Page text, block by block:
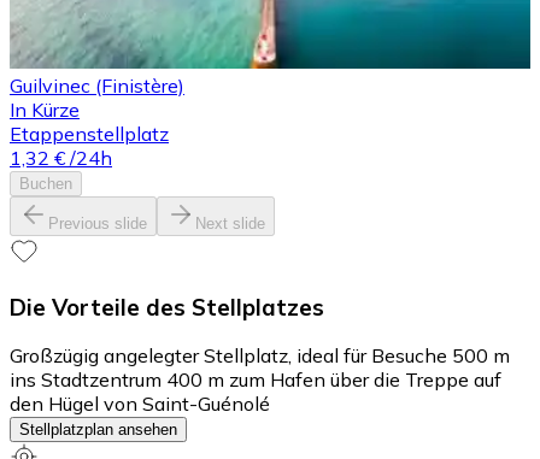
Guilvinec (Finistère)
In Kürze
Etappenstellplatz
1,32 € /24h
Buchen
Previous slide Next slide
Die Vorteile des Stellplatzes
Großzügig angelegter Stellplatz, ideal für Besuche 500 m
ins Stadtzentrum 400 m zum Hafen über die Treppe auf
den Hügel von Saint-Guénolé
Stellplatzplan ansehen